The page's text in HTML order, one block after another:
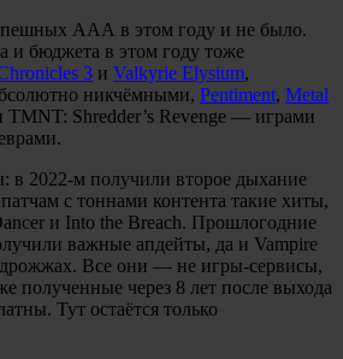
ААА в этом году и не было.
и бюджета в этом году тоже
3 и Valkyrie Elysium,
никчёмными, Pentiment, Metal
TMNT: Shredder’s Revenge — играми
в 2022-м получили второе дыхание
с тоннами контента такие хиты,
и Into the Breach. Прошлогодние
важные апдейты, да и Vampire
дрожжах. Все они — не игры-сервисы,
полученные через 8 лет после выхода
Тут остаётся только